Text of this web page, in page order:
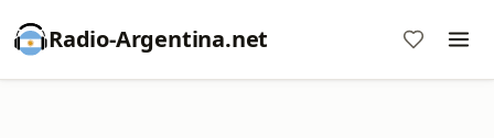
Radio-Argentina.net